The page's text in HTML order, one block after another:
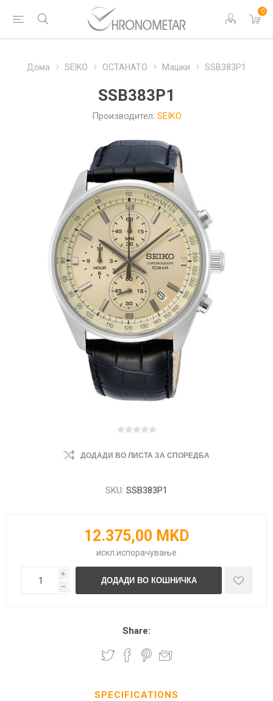
0
Дома SEIKO ОСТАНАТО Машки SSB383P1
SSB383P1
Производител: SEIKO
ДОДАДИ ВО ЛИСТА ЗА СПОРЕДБА
SKU: SSB383P1
12.375,00 MKD
искл. испорачување
i
h
Share:
SPECIFICATIONS